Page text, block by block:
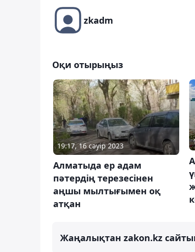
zkadm
Оқи отырыңыз
19:17, 16 сәуір 2023
Алматыда ер адам
пәтердің терезесінен
аңшы мылтығымен оқ
атқан
Жаңалықтан zakon.kz